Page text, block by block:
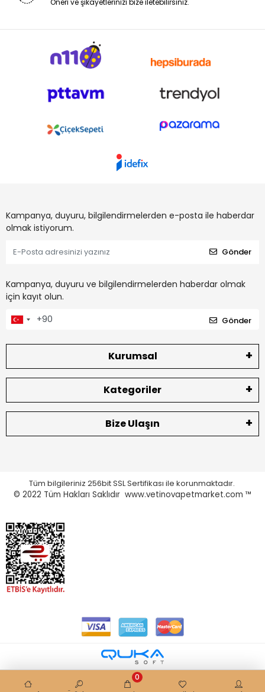
Öneri ve şikayetlerinizi bize iletebilirsiniz.
Kampanya, duyuru, bilgilendirmelerden e-posta ile haberdar
olmak istiyorum.
Gönder
Kampanya, duyuru ve bilgilendirmelerden haberdar olmak
için kayıt olun.
Gönder
Kurumsal
Kategoriler
Bize Ulaşın
Tüm bilgileriniz 256bit SSL Sertifikası ile korunmaktadır.
© 2022 Tüm Hakları Saklıdır www.vetinovapetmarket.com ™
0